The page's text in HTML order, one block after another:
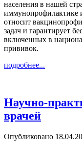
населения в нашей
иммунопрофилактике
относит
задач и гарантирует
включенных в
прививок.
подробнее...
Научно-
врачей
Опубликовано